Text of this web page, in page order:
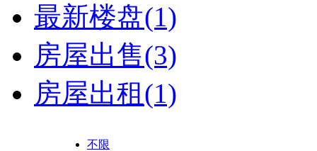
最新楼盘(1)
房屋出售(3)
房屋出租(1)
不限